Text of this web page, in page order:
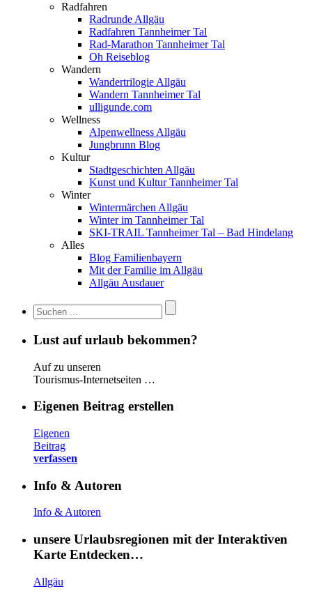
Radfahren
Radrunde Allgäu
Radfahren Tannheimer Tal
Rad-Marathon Tannheimer Tal
Oh Reiseblog
Wandern
Wandertrilogie Allgäu
Wandern Tannheimer Tal
ulligunde.com
Wellness
Alpenwellness Allgäu
Jungbrunn Blog
Kultur
Stadtgeschichten Allgäu
Kunst und Kultur Tannheimer Tal
Winter
Wintermärchen Allgäu
Winter im Tannheimer Tal
SKI-TRAIL Tannheimer Tal – Bad Hindelang
Alles
Blog Familienbayern
Mit der Familie im Allgäu
Allgäu Ausdauer
Lust auf urlaub bekommen?
Auf zu unseren
Tourismus-Internetseiten …
Eigenen Beitrag erstellen
Eigenen
Beitrag
verfassen
Info & Autoren
Info & Autoren
unsere Urlaubsregionen mit der Interaktiven
Karte Entdecken…
Allgäu